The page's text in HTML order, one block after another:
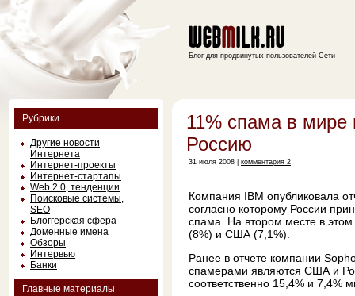
Рубрики
Другие новости
Интернета
Интернет-проекты
Интернет-стартапы
Web 2.0, тенденции
Поисковые системы,
SEO
Блоггерская сфера
Доменные имена
Обзоры
Интервью
Банки
Главные материалы
Блог для продвинутых пользователей Сети
11% спама в мире
Россию
31 июля 2008 | комментария 2
Компания IBM опубликовала
согласно которому России
спама. На втором месте в этом
(8%) и США (7,1%).
Ранее в отчете компании
спамерами являются США и
соответственно 15,4% и 7,4%